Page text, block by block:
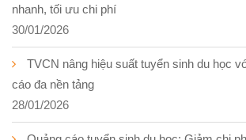
nhanh, tối ưu chi phí
30/01/2026
TVCN nâng hiệu suất tuyển sinh du học
cáo đa nền tảng
28/01/2026